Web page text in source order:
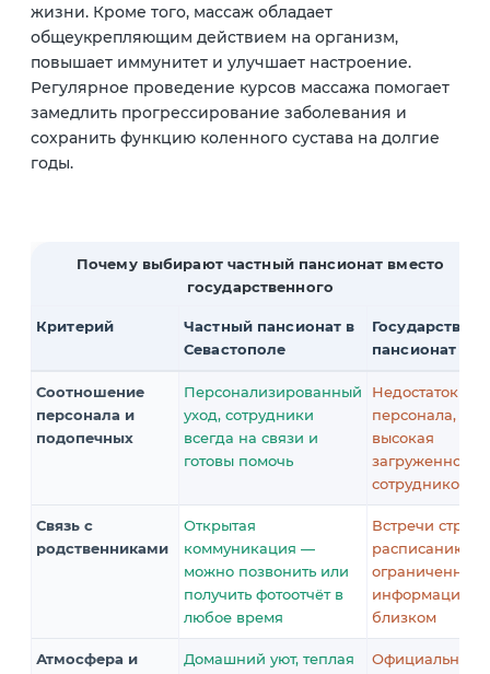
жизни. Кроме того, массаж обладает
общеукрепляющим действием на организм,
повышает иммунитет и улучшает настроение.
Регулярное проведение курсов массажа помогает
замедлить прогрессирование заболевания и
сохранить функцию коленного сустава на долгие
годы.
Почему выбирают частный пансионат вместо
государственного
Критерий
Частный пансионат в
Севастополе
пансионат
Соотношение
персонала и
подопечных
Персонализированный
уход, сотрудники
всегда на связи и
готовы помочь
Недостаток
персонала,
высокая
загруженность
сотрудников
Связь с
родственниками
Открытая
коммуникация —
можно позвонить или
получить фотоотчёт в
любое время
Встречи
расписанию,
ограниченная
информация о
близком
Атмосфера и
Домашний уют, теплая
Официальная,